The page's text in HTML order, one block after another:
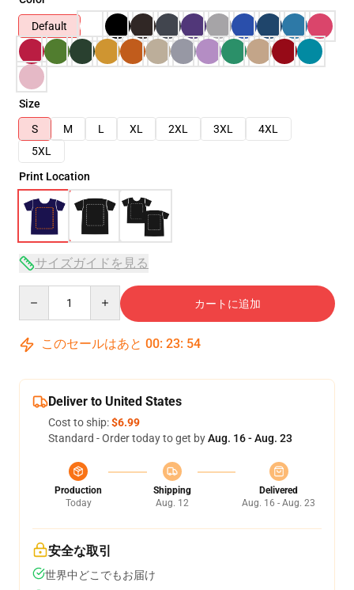
Default
Size
S
M L XL 2XL 3XL
4XL
5XL
Print Location
サイズガイドを見る
カートに追加
このセールはあと 00: 23: 54
Deliver to United States
Cost to ship:$6.99
Standard - Order today to get byAug. 16 - Aug. 23
Production
Today
Shipping
Aug. 12
Delivered
Aug. 16 - Aug. 23
安全な取引
世界中どこでもお届け